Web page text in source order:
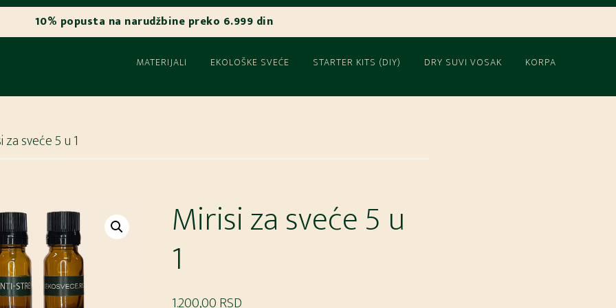
MATERIJALI EKOLOŠKE SVEĆE STARTER KITS (DIY) DRY SUVI VOSAK KORPA
za sveće 5 u 1
Mirisi za sveće 5 u
1
1.200,00RSD